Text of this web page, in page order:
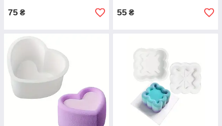
75 ₴ 55 ₴